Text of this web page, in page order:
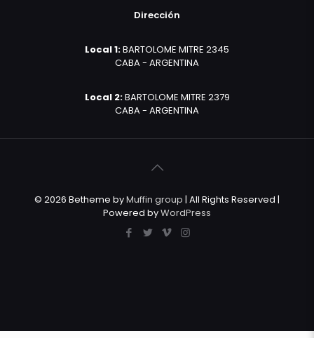
Dirección
Local 1:BARTOLOME MITRE 2345
CABA - ARGENTINA
Local 2:BARTOLOME MITRE 2379
CABA - ARGENTINA
© 2026 Betheme byMuffin group | All Rights Reserved |
Powered byWordPress